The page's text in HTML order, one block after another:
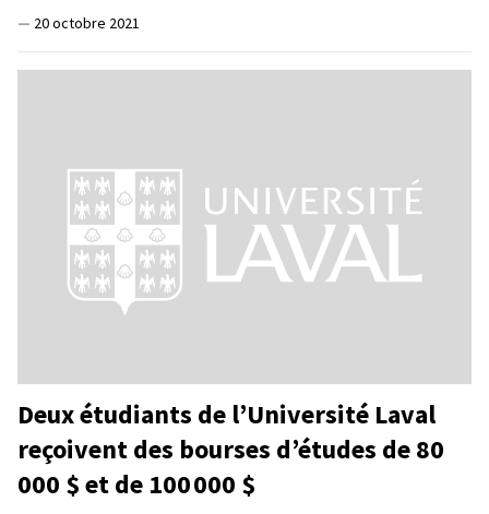
— 20 octobre 2021
Deux étudiants de l’Université Laval
reçoivent des bourses d’études de 80
000 $ et de 100 000 $